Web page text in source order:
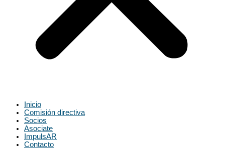
Inicio
Comisión directiva
Socios
Asociate
ImpulsAR
Contacto